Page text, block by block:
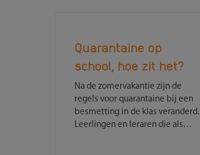
Quarantaine op
school, hoe zit het?
Na de zomervakantie zijn de
regels voor quarantaine bij een
besmetting in de klas veranderd.
Leerlingen en leraren die als